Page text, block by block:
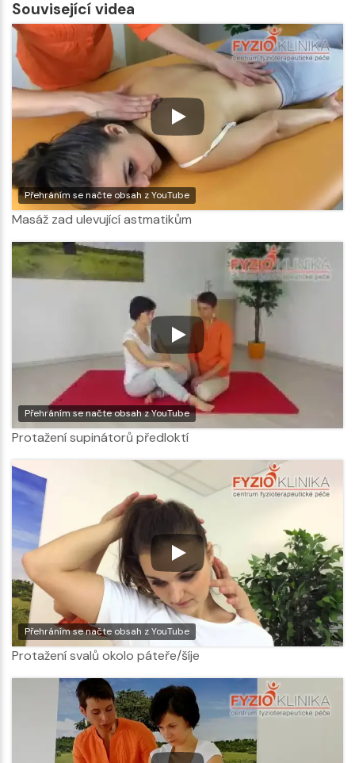
Související videa
Přehráním se načte obsah z YouTube
Masáž zad ulevující astmatikům
Přehráním se načte obsah z YouTube
Protažení supinátorů předloktí
Přehráním se načte obsah z YouTube
Protažení svalů okolo páteře/šíje